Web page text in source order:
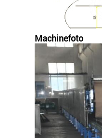
Machinefoto